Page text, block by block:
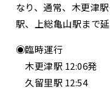
なり、通常、木更津
駅、上総亀山駅まで
◉臨時運行
木更津駅 12:06発
久留里駅 12:54